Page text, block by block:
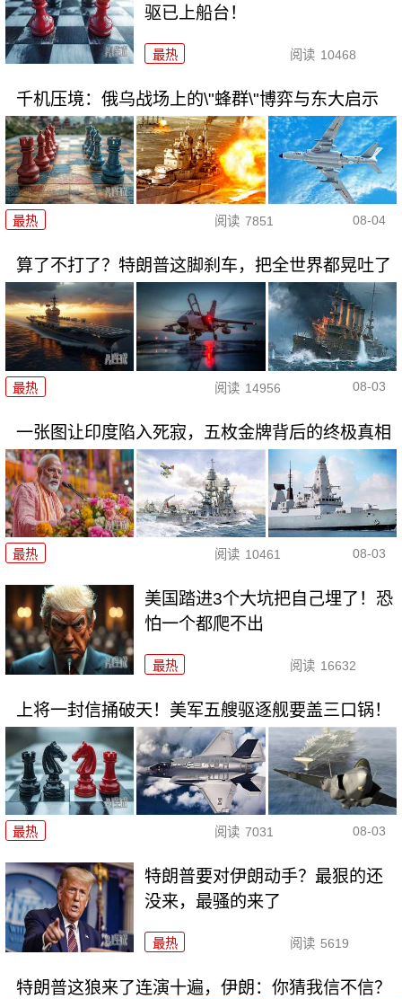
驱已上船台！
最热 阅读 10468
千机压境：俄乌战场上的\"蜂群\"博弈与东大启示
最热 阅读 7851 08-04
算了不打了？特朗普这脚刹车，把全世界都晃吐了
最热 阅读 14956 08-03
一张图让印度陷入死寂，五枚金牌背后的终极真相
最热 阅读 10461 08-03
美国踏进3个大坑把自己埋了！恐
怕一个都爬不出
最热 阅读 16632
上将一封信捅破天！美军五艘驱逐舰要盖三口锅！
最热 阅读 7031 08-03
特朗普要对伊朗动手？最狠的还
没来，最骚的来了
最热 阅读 5619
特朗普这狼来了连演十遍，伊朗：你猜我信不信？